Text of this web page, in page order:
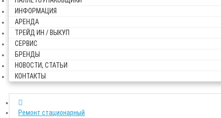
ИНФОРМАЦИЯ
АРЕНДА
ТРЕЙД ИН / ВЫКУП
СЕРВИС
БРЕНДЫ
НОВОСТИ, СТАТЬИ
КОНТАКТЫ
Ремонт стационарный